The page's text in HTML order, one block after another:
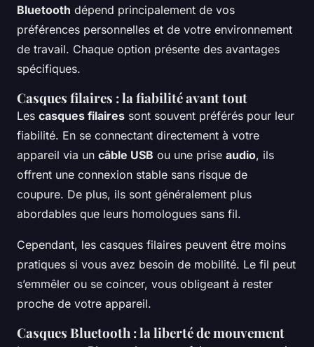
Bluetooth dépend principalement de vos
préférences personnelles et de votre environnement
de travail. Chaque option présente des avantages
spécifiques.
Casques filaires : la fiabilité avant tout
Les casques filaires sont souvent préférés pour leur
fiabilité. En se connectant directement à votre
appareil via un câble USB ou une prise audio, ils
offrent une connexion stable sans risque de
coupure. De plus, ils sont généralement plus
abordables que leurs homologues sans fil.
Cependant, les casques filaires peuvent être moins
pratiques si vous avez besoin de mobilité. Le fil peut
s’emmêler ou se coincer, vous obligeant à rester
proche de votre appareil.
Casques Bluetooth : la liberté de mouvement